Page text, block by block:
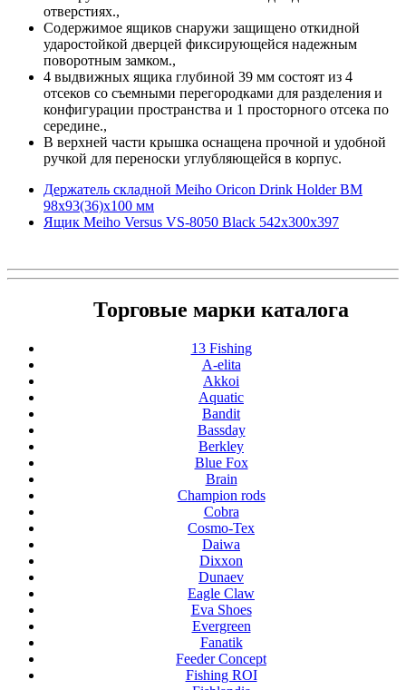
отверстиях.,
Содержимое ящиков снаружи защищено откидной
ударостойкой дверцей фиксирующейся надежным
поворотным замком.,
4 выдвижных ящика глубиной 39 мм состоят из 4
отсеков со съемными перегородками для разделения и
конфигурации пространства и 1 просторного отсека по
середине.,
В верхней части крышка оснащена прочной и удобной
ручкой для переноски углубляющейся в корпус.
Держатель складной Meiho Oricon Drink Holder BM
98x93(36)x100 мм
Ящик Meiho Versus VS-8050 Black 542х300х397
Торговые марки каталога
13 Fishing
A-elita
Akkoi
Aquatic
Bandit
Bassday
Berkley
Blue Fox
Brain
Champion rods
Cobra
Cosmo-Tex
Daiwa
Dixxon
Dunaev
Eagle Claw
Eva Shoes
Evergreen
Fanatik
Feeder Concept
Fishing ROI